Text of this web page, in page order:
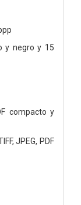
y negro y 15
compacto y
JPEG, PDF